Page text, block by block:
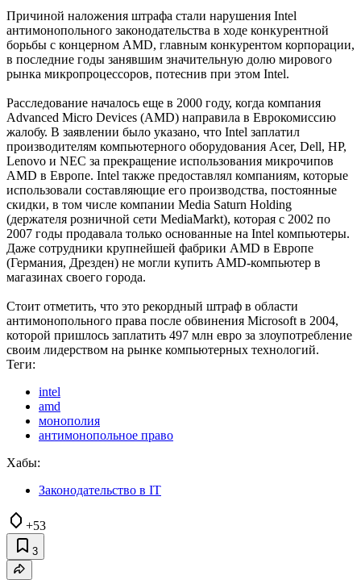
Причиной наложения штрафа стали нарушения Intel
антимонопольного законодательства в ходе конкурентной
борьбы с концерном AMD, главным конкурентом корпорации,
в последние годы занявшим значительную долю мирового
рынка микропроцессоров, потеснив при этом Intel.
Расследование началось еще в 2000 году, когда компания
Advanced Micro Devices (AMD) направила в Еврокомиссию
жалобу. В заявлении было указано, что Intel заплатил
производителям компьютерного оборудования Acer, Dell, HP,
Lenovo и NEC за прекращение использования микрочипов
AMD в Европе. Intel также предоставлял компаниям, которые
использовали составляющие его производства, постоянные
скидки, в том числе компании Media Saturn Holding
(держателя розничной сети MediaMarkt), которая с 2002 по
2007 годы продавала только основанные на Intel компьютеры.
Даже сотрудники крупнейшей фабрики AMD в Европе
(Германия, Дрезден) не могли купить AMD-компьютер в
магазинах своего города.
Стоит отметить, что это рекордный штраф в области
антимонопольного права после обвинения Microsoft в 2004,
которой пришлось заплатить 497 млн евро за злоупотребление
своим лидерством на рынке компьютерных технологий.
Теги:
intel
amd
монополия
антимонопольное право
Хабы:
Законодательство в IT
+53
3